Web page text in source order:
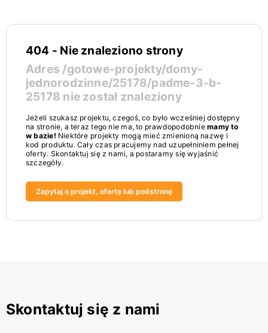
404 - Nie znaleziono strony
Adres /gotowe-projekty/domy-
jednorodzinne/25178/padme-3-b-
25178 nie został znaleziony
Jeżeli szukasz projektu, czegoś, co było wcześniej dostępny
na stronie, a teraz tego nie ma, to prawdopodobniemamy to
w bazie! Niektóre projekty mogą mieć zmienioną nazwę i
kod produktu. Cały czas pracujemy nad uzupełniniem pełnej
oferty. Skontaktuj się z nami, a postaramy się wyjaśnić
szczegóły.
Zapytaj o projekt, ofertę lub podstronę
Skontaktuj się z nami